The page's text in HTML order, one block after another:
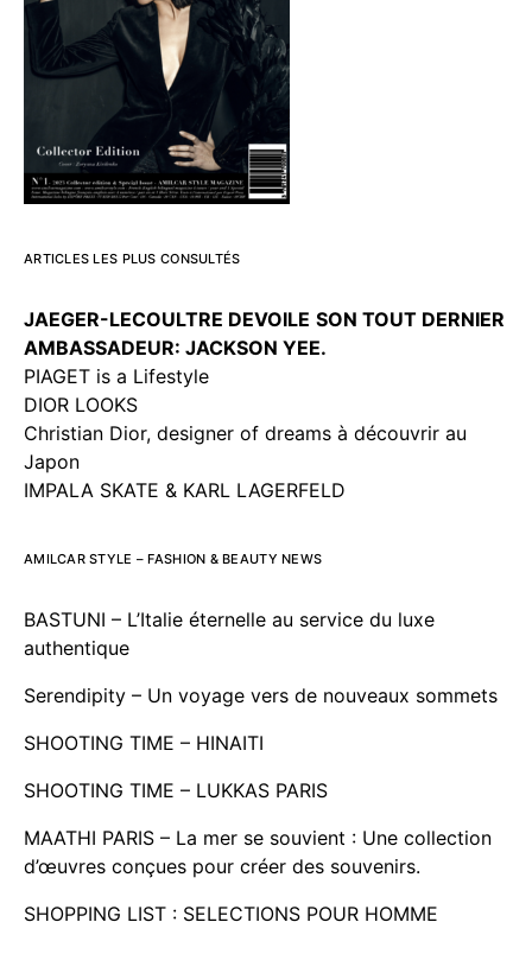
ARTICLES LES PLUS CONSULTÉS
JAEGER-LECOULTRE DEVOILE SON TOUT DERNIER
AMBASSADEUR: JACKSON YEE.
PIAGET is a Lifestyle
DIOR LOOKS
Christian Dior, designer of dreams à découvrir au
Japon
IMPALA SKATE & KARL LAGERFELD
AMILCAR STYLE – FASHION & BEAUTY NEWS
BASTUNI – L’Italie éternelle au service du luxe
authentique
Serendipity – Un voyage vers de nouveaux sommets
SHOOTING TIME – HINAITI
SHOOTING TIME – LUKKAS PARIS
MAATHI PARIS – La mer se souvient : Une collection
d’œuvres conçues pour créer des souvenirs.
SHOPPING LIST : SELECTIONS POUR HOMME